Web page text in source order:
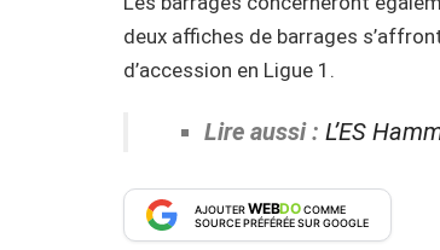
deux affiches de barrages
d’accession en Ligue 1.
Lire aussi : L’ES
AJOUTERWEBDOCOMME
SOURCE PRÉFÉRÉE SUR GOOGLE